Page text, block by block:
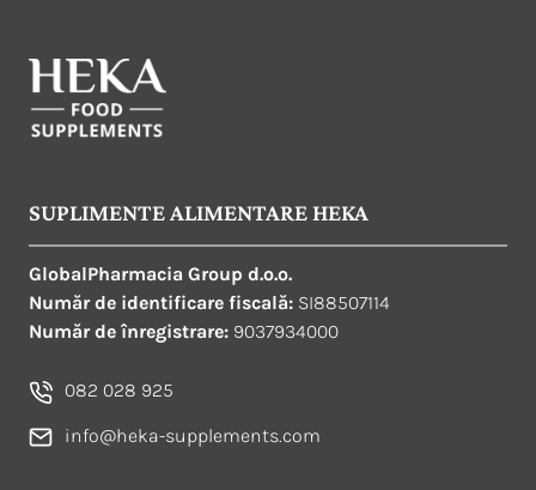
SUPLIMENTE ALIMENTARE HEKA
GlobalPharmacia Group d.o.o.
Număr de identificare fiscală: SI88507114
Număr de înregistrare: 9037934000
082 028 925
info@heka-supplements.com